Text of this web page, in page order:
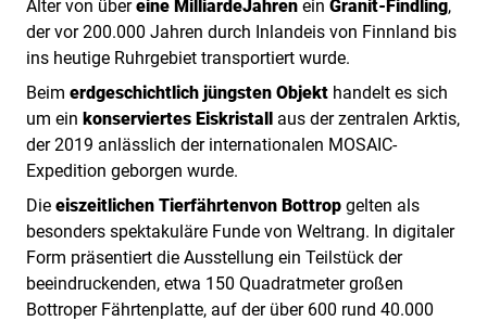
Alter von übereine MilliardeJahren ein Granit-Findling,
der vor 200.000 Jahren durch Inlandeis von Finnland bis
ins heutige Ruhrgebiet transportiert wurde.
Beim erdgeschichtlich jüngsten Objekt handelt es sich
um ein konserviertes Eiskristall aus der zentralen Arktis,
der 2019 anlässlich der internationalen MOSAIC-
Expedition geborgen wurde.
Die eiszeitlichen Tierfährtenvon Bottrop gelten als
besonders spektakuläre Funde von Weltrang. In digitaler
Form präsentiert die Ausstellung ein Teilstück der
beeindruckenden, etwa 150 Quadratmeter großen
Bottroper Fährtenplatte, auf der über 600 rund 40.000